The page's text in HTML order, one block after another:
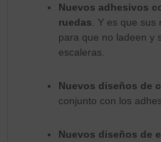
Nuevos adhesivos
ruedas . Y es que
para que no ladeen y
escaleras.
Nuevos diseños de
conjunto con los
Nuevos diseños de